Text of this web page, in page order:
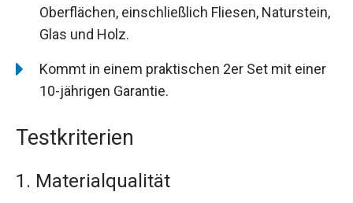
Oberflächen, einschließlich Fliesen, Naturstein,
Glas und Holz.
Kommt in einem praktischen 2er Set mit einer
10-jährigen Garantie.
Testkriterien
1. Materialqualität